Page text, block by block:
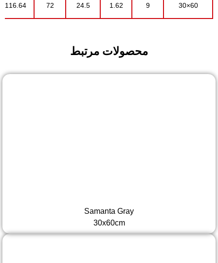
60×30
9
1.62
24.5
72
116.64
محصولات مرتبط
Samanta Gray
30x60cm